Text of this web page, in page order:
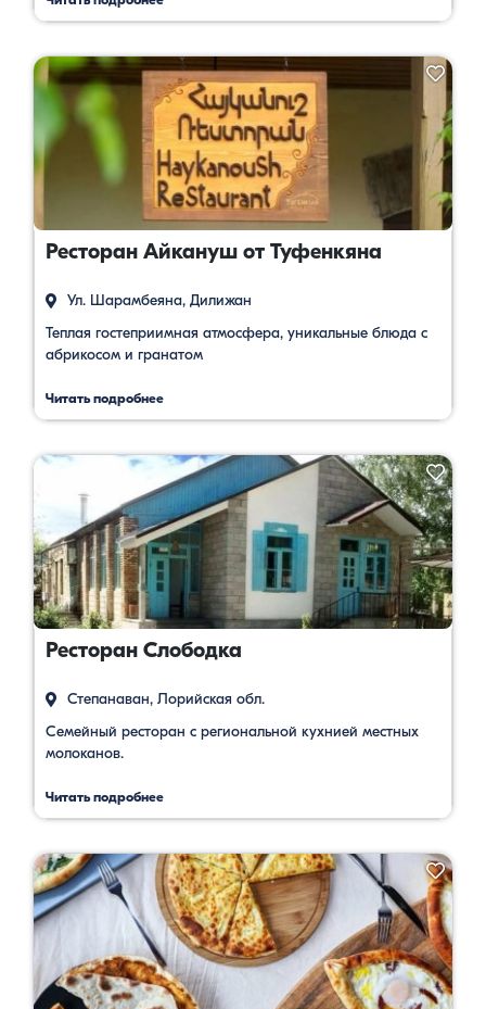
Ресторан Айкануш от Туфенкяна
Ул. Шарамбеяна, Дилижан
Теплая гостеприимная атмосфера, уникальные блюда с
абрикосом и гранатом
Читать подробнее
Ресторан Слободка
Степанаван, Лорийская обл.
Семейный ресторан с региональной кухнией местных
молоканов.
Читать подробнее